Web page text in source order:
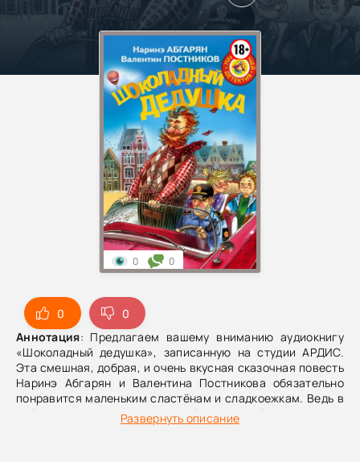
0
0
Аннотация: Предлагаем вашему вниманию аудиокнигу
«Шоколадный дедушка», записанную на студии АРДИС.
Эта смешная, добрая, и очень вкусная сказочная повесть
Наринэ Абгарян и Валентина Постникова обязательно
понравится маленьким сластёнам и сладкоежкам. Ведь в
ней полно волшебства, тайн и весёлых сладких
приключений!В норвежском городе Бергене живёт самая
Развернуть описание
0 0